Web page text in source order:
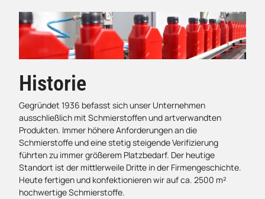
Historie
Gegründet 1936 befasst sich unser Unternehmen
ausschließlich mit Schmierstoffen und artverwandten
Produkten. Immer höhere Anforderungen an die
Schmierstoffe und eine stetig steigende Verifizierung
führten zu immer größerem Platzbedarf. Der heutige
Standort ist der mittlerweile Dritte in der Firmengeschichte.
Heute fertigen und konfektionieren wir auf ca. 2500 m²
hochwertige Schmierstoffe.